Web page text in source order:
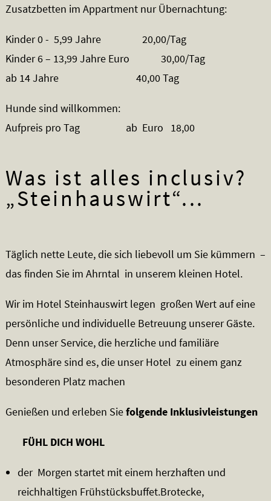
Zusatzbetten im Appartment nur Übernachtung:
Kinder 0 - 5,99 Jahre 20,00/Tag
Kinder 6 – 13,99 Jahre Euro 30,00/Tag
ab 14 Jahre 40,00 Tag
Hunde sind willkommen:
Aufpreis pro Tag ab Euro 18,00
Was ist alles inclusiv?
„Steinhauswirt“...
Täglich nette Leute, die sich liebevoll um Sie kümmern –
das finden Sie im Ahrntal in unserem kleinen Hotel.
Wir im Hotel Steinhauswirt legen großen Wert auf eine
persönliche und individuelle Betreuung unserer Gäste.
Denn unser Service, die herzliche und familiäre
Atmosphäre sind es, die unser Hotel zu einem ganz
besonderen Platz machen
Genießen und erleben Siefolgende Inklusivleistungen
FÜHL DICH WOHL
der Morgen startet mit einem herzhaften und
reichhaltigen Frühstücksbuffet.Brotecke,